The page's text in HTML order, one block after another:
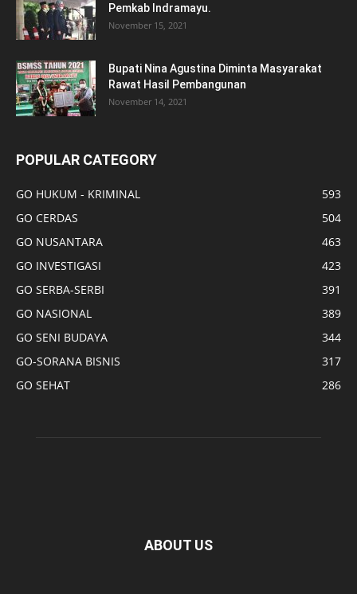
Pemkab Indramayu.
November 15, 2021
Bupati Nina Agustina Diminta Masyarakat
Rawat Hasil Pembangunan
November 14, 2021
POPULAR CATEGORY
GO HUKUM - KRIMINAL
593
GO CERDAS
504
GO NUSANTARA
463
GO INVESTIGASI
423
GO SERBA-SERBI
391
GO NASIONAL
389
GO SENI BUDAYA
344
GO-SORANA BISNIS
317
GO SEHAT
286
ABOUT US